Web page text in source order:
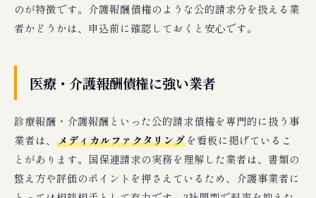
のが特徴です。介護報酬債権のような公的請求分を扱える業
者かどうかは、申込前に確認しておくと安心です。
医療・介護報酬債権に強い業者
診療報酬・介護報酬といった公的請求債権を専門的に扱う事
業者は、 メディカルファクタリングを看板に掲げているこ
とがあります。国保連請求の実務を理解した業者は、書類の
整え方や評価のポイントを押さえているため、介護事業者に